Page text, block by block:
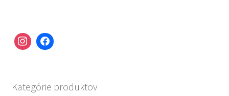
Kategórie produktov